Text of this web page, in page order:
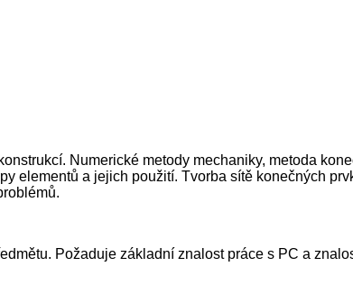
Numerické metody mechaniky, metoda
elementů a jejich použití. Tvorba sítě konečných
Požaduje základní znalost práce s PC a